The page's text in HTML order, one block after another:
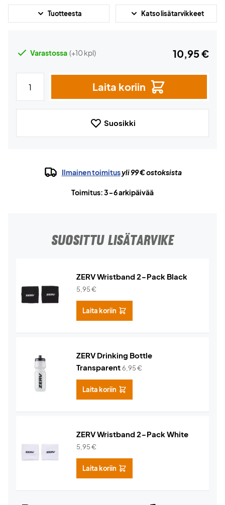
Tuotteesta Katso lisätarvikkeet
Varastossa (+10 kpl) 10,95 €
Laita koriin
Suosikki
Ilmainen toimitusyli 99 € ostoksista
Toimitus: 3-6 arkipäivää
SUOSITTU LISÄTARVIKE
ZERV Wristband 2-Pack Black
5,95€
Laita koriin
ZERV Drinking Bottle
Transparent6,95€
Laita koriin
ZERV Wristband 2-Pack White
5,95€
Laita koriin